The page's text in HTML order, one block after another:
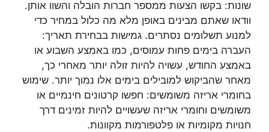
שונות: בקשו הצעות ממספר חברות הובלה והשוו אותן.
וודאו שאתם מבינים באופן מלא מה כלול במחיר כדי
למנוע תשלומים נסתרים. גמישות בבחירת תאריך:
העברה בימים פחות עמוסים, כמו באמצע השבוע או
באמצע החודש, עשויה להיות זולה יותר מאחרי כך,
מאחר שהביקוש למובילים בימים אלו נמוך יותר. שימוש
בחומרי אריזה משומשים: חפשו קרטונים חינמיים או
משומשים וחומרי אריזה שעשויים להיות זמינים דרך
חנויות מקומיות או פלטפורמות מקוונות.